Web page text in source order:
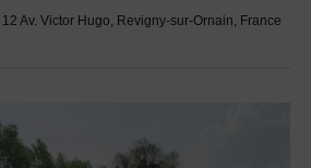
12 Av. Victor Hugo, Revigny-sur-Ornain, France